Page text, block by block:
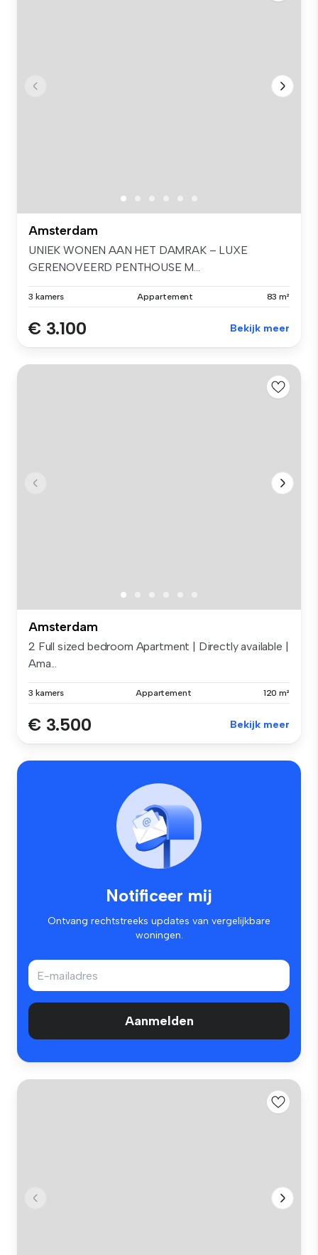
Amsterdam
UNIEK WONEN AAN HET DAMRAK – LUXE
GERENOVEERD PENTHOUSE M...
3 kamers Appartement 83 m²
€ 3.100 Bekijk meer
Amsterdam
2 Full sized bedroom Apartment | Directly available |
Ama...
3 kamers Appartement 120 m²
€ 3.500 Bekijk meer
Notificeer mij
Ontvang rechtstreeks updates van vergelijkbare
woningen.
Aanmelden